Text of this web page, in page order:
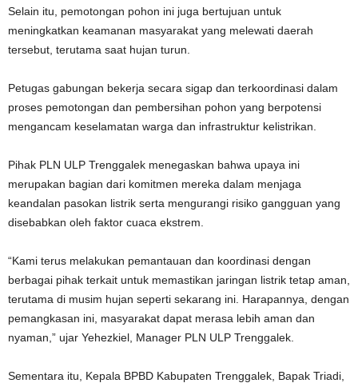
Selain itu, pemotongan pohon ini juga bertujuan untuk
meningkatkan keamanan masyarakat yang melewati daerah
tersebut, terutama saat hujan turun.
Petugas gabungan bekerja secara sigap dan terkoordinasi dalam
proses pemotongan dan pembersihan pohon yang berpotensi
mengancam keselamatan warga dan infrastruktur kelistrikan.
Pihak PLN ULP Trenggalek menegaskan bahwa upaya ini
merupakan bagian dari komitmen mereka dalam menjaga
keandalan pasokan listrik serta mengurangi risiko gangguan yang
disebabkan oleh faktor cuaca ekstrem.
“Kami terus melakukan pemantauan dan koordinasi dengan
berbagai pihak terkait untuk memastikan jaringan listrik tetap aman,
terutama di musim hujan seperti sekarang ini. Harapannya, dengan
pemangkasan ini, masyarakat dapat merasa lebih aman dan
nyaman,” ujar Yehezkiel, Manager PLN ULP Trenggalek.
Sementara itu, Kepala BPBD Kabupaten Trenggalek, Bapak Triadi,